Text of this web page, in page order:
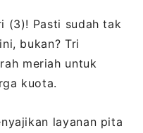
(3)! Pasti sudah tak
bukan? Tri
meriah untuk
kuota.
layanan pita